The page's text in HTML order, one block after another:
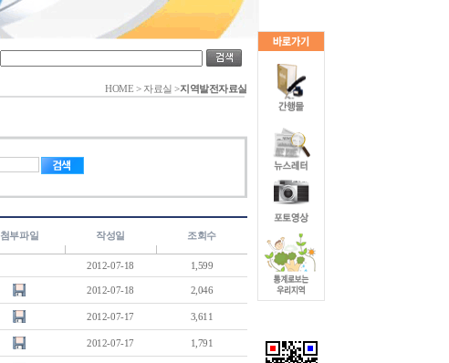
HOME > 자료실 >지역발전자료실
첨부파일 작성일 조회수
2012-07-18 1,599
2012-07-18 2,046
2012-07-17 3,611
2012-07-17 1,791